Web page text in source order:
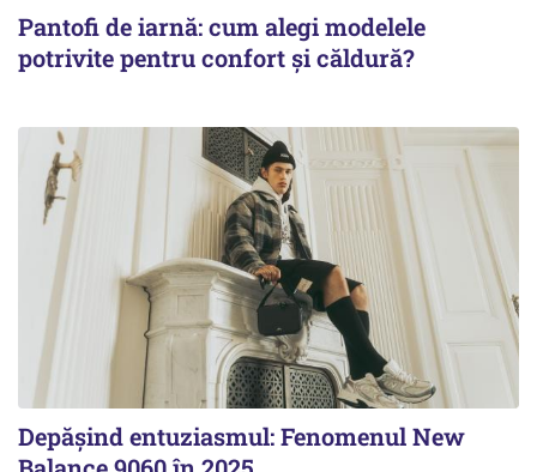
Pantofi de iarnă: cum alegi modelele
potrivite pentru confort și căldură?
Depășind entuziasmul: Fenomenul New